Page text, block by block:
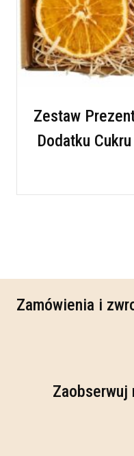
Zestaw
Dodatku
Zamówienia i
Zaobserwuj